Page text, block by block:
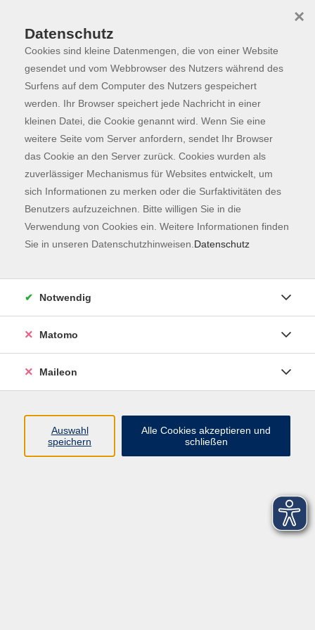
Skip to main content
Programm
Der Kurs konnte nicht gefunden werden.
Kontaktformular
Impressum
AGB
Datenschutzerklärung
Datenschutz
Cookies sind kleine Datenmengen, die von einer Website
gesendet und vom Webbrowser des Nutzers während des
Surfens auf dem Computer des Nutzers gespeichert
werden. Ihr Browser speichert jede Nachricht in einer
kleinen Datei, die Cookie genannt wird. Wenn Sie eine
weitere Seite vom Server anfordern, sendet Ihr Browser
das Cookie an den Server zurück. Cookies wurden als
zuverlässiger Mechanismus für Websites entwickelt, um
sich Informationen zu merken oder die Surfaktivitäten des
Benutzers aufzuzeichnen. Bitte willigen Sie in die
Verwendung von Cookies ein. Weitere Informationen finden
Sie in unseren Datenschutzhinweisen. Datenschutz
×
Notwendig
Matomo
Maileon
Auswahl
speichern
Alle Cookies akzeptieren und
schließen